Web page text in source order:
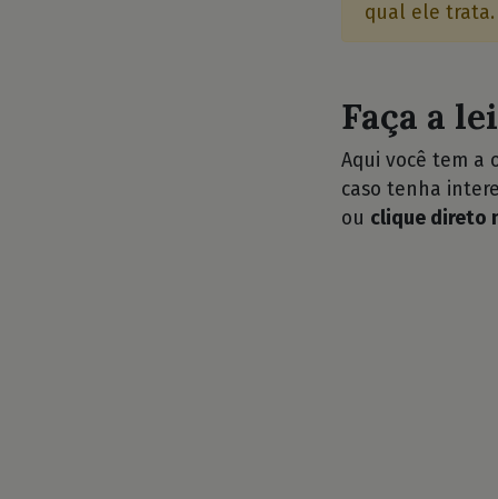
qual ele
Faça a
Aqui você tem a
caso tenha
ou clique direto